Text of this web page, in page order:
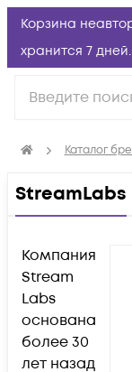
Корзина
хранится 7
Каталог
StreamLabs
Компания
Stream
Labs
основана
более 30
лет назад